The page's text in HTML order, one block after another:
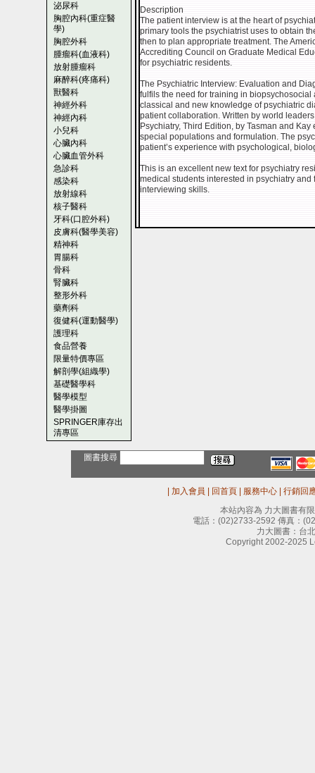
泌尿科
胸腔內科(重症醫
學)
胸腔外科
腫瘤科(血液科)
放射腫瘤科
麻醉科(疼痛科)
獸醫科
神經外科
神經內科
小兒科
心臟內科
心臟血管外科
急診科
感染科
放射線科
核子醫科
牙科(口腔外科)
皮膚科(醫學美容)
精神科
胃腸科
骨科
腎臟科
整形外科
藥劑科
復健科(運動醫學)
護理科
食品營養
限量特價專區
解剖學(組織學)
基礎醫學科
醫學模型
醫學掛圖
SPRINGER庫存出
清專區
Description
The patient interview is at the heart of
primary tools the psychiatrist uses to obtain
then to plan appropriate treatment. The
Accrediting Council on Graduate Medical
for psychiatric residents.
The Psychiatric Interview: Evaluation and
fulfils the need for training in
classical and new knowledge of psychiatric
patient collaboration. Written by world
Psychiatry, Third Edition, by Tasman and
special populations and formulation. The
patient’s experience with psychological,
This is an excellent new text for psychiatry
medical students interested in psychiatry
interviewing skills.
圖書搜尋
加入會員 回首頁 服務中心
行銷回
本站內容為 力大圖書有
電話： (02)2733-2592 傳真：
力大圖書：台
Copyright 2002-2025